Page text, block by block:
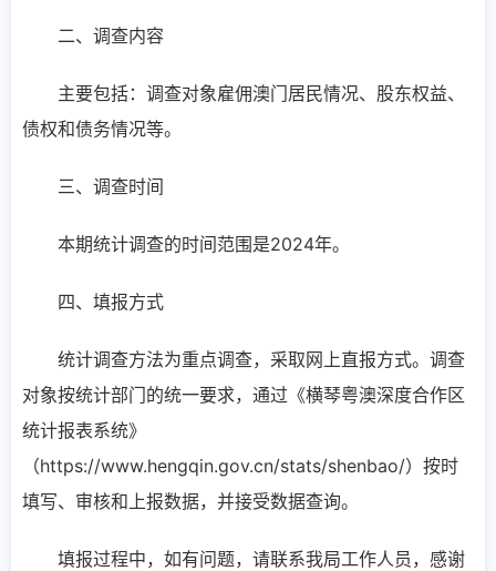
二、调查内容
主要包括：调查对象雇佣澳门居民情况、股东权益、
债权和债务情况等。
三、调查时间
本期统计调查的时间范围是2024年。
四、填报方式
统计调查方法为重点调查，采取网上直报方式。调查
对象按统计部门的统一要求，通过《横琴粤澳深度合作区
统计报表系统》
（https://www.hengqin.gov.cn/stats/shenbao/）按时
填写、审核和上报数据，并接受数据查询。
填报过程中，如有问题，请联系我局工作人员，感谢